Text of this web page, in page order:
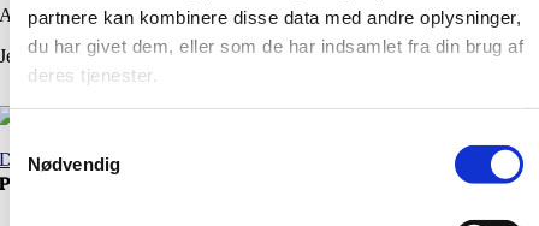
partnere kan kombinere disse data med andre oplysninger,
du har givet dem, eller som de har indsamlet fra din brug af
deres tjenester.
Nødvendig
ADRESSE
Jernurtvej 5 St th.
Download plantegning
Projektudvikler